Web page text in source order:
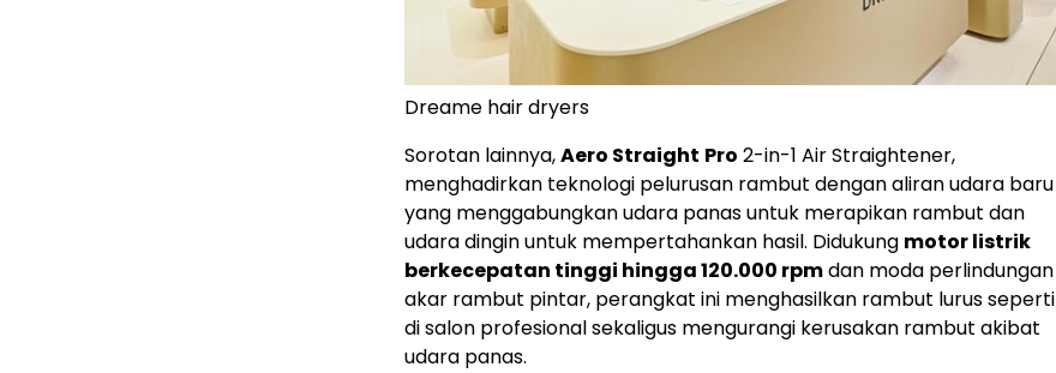
Dreame hair dryers
Sorotan lainnya,Aero Straight Pro 2-in-1 Air Straightener,
menghadirkan teknologi pelurusan rambut dengan aliran udara baru
yang menggabungkan udara panas untuk merapikan rambut dan
udara dingin untuk mempertahankan hasil. Didukung motor listrik
berkecepatan tinggi hingga 120.000 rpmdan moda perlindungan
akar rambut pintar, perangkat ini menghasilkan rambut lurus seperti
di salon profesional sekaligus mengurangi kerusakan rambut akibat
udara panas.